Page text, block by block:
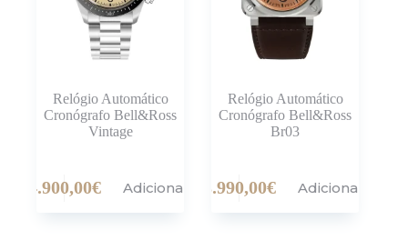
Relógio Automático
Cronógrafo Bell&Ross
Vintage
4.900,00€ Adicionar
Relógio Automático
Cronógrafo Bell&Ross
Br03
3.990,00€ Adicionar